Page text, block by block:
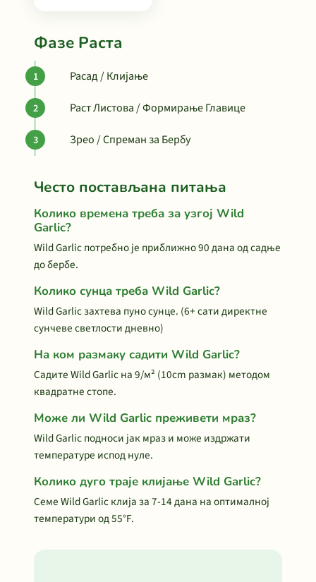
Фазе Раста
Расад / Клијање
Раст Листова / Формирање Главице
Зрео / Спреман за Бербу
Често постављана питања
Колико времена треба за узгој Wild
Garlic?
Wild Garlic потребно је приближно 90 дана од садње
до бербе.
Колико сунца треба Wild Garlic?
Wild Garlic захтева пуно сунце. (6+ сати директне
сунчеве светлости дневно)
На ком размаку садити Wild Garlic?
Садите Wild Garlic на 9/м² (10cm размак) методом
квадратне стопе.
Може ли Wild Garlic преживети мраз?
Wild Garlic подноси јак мраз и може издржати
температуре испод нуле.
Колико дуго траје клијање Wild Garlic?
Семе Wild Garlic клија за 7-14 дана на оптималној
температури од 55°F.